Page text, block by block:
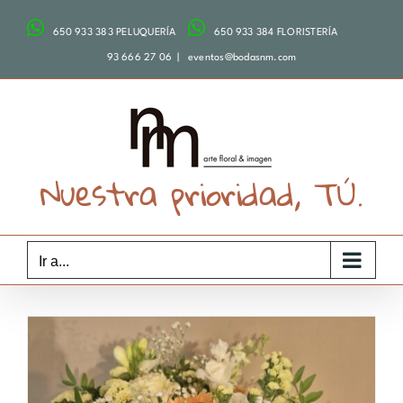
650 933 383 PELUQUERÍA 650 933 384 FLORISTERÍA
93 666 27 06 eventos@bodasnm.com
Nuestra prioridad, TÚ.
Ir a...